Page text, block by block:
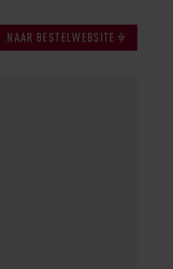
NAAR BESTELWEBSITE